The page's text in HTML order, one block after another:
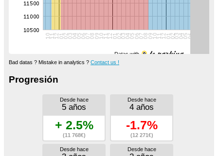
Datas with
Bad datas ? Mistake in analytics ? Contact us !
Progresión
Desde hace
5 años
+ 2.5%
(11 768€)
Desde hace
4 años
-1.7%
(12 271€)
Desde hace Desde hace